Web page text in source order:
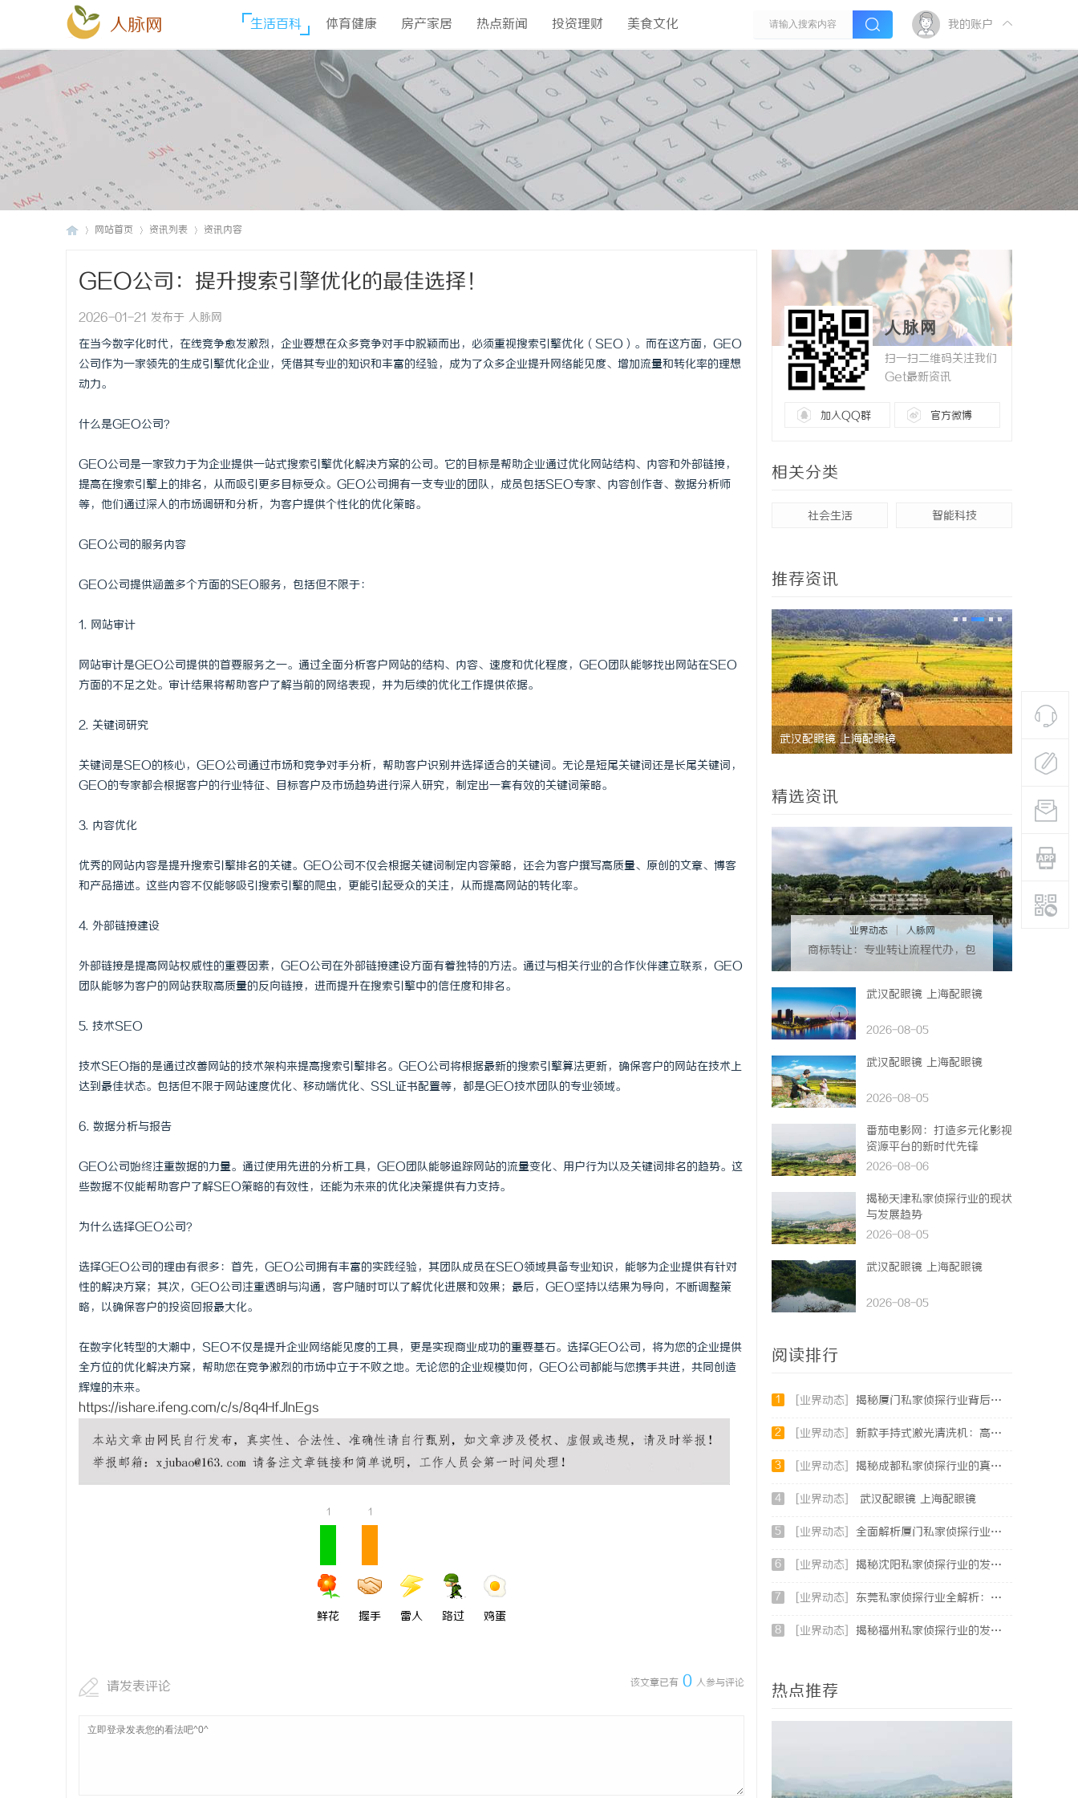
人脉网 生活百科 体育健康 房产家居 热点新闻 投资理财 美食文化 我的账户
网站首页 资讯列表 资讯内容
GEO公司：提升搜索引擎优化的最佳选择！
2026-01-21 发布于 人脉网
在当今数字化时代，在线竞争愈发激烈，企业要想在众多竞争对手中脱颖而出，必须重视搜索引擎优化（SEO）。而在这方面，GEO
公司作为一家领先的生成引擎优化企业，凭借其专业的知识和丰富的经验，成为了众多企业提升网络能见度、增加流量和转化率的理想
动力。
什么是GEO公司？
GEO公司是一家致力于为企业提供一站式搜索引擎优化解决方案的公司。它的目标是帮助企业通过优化网站结构、内容和外部链接，
提高在搜索引擎上的排名，从而吸引更多目标受众。GEO公司拥有一支专业的团队，成员包括SEO专家、内容创作者、数据分析师
等，他们通过深入的市场调研和分析，为客户提供个性化的优化策略。
GEO公司的服务内容
GEO公司提供涵盖多个方面的SEO服务，包括但不限于：
1. 网站审计
网站审计是GEO公司提供的首要服务之一。通过全面分析客户网站的结构、内容、速度和优化程度，GEO团队能够找出网站在SEO
方面的不足之处。审计结果将帮助客户了解当前的网络表现，并为后续的优化工作提供依据。
2. 关键词研究
关键词是SEO的核心，GEO公司通过市场和竞争对手分析，帮助客户识别并选择适合的关键词。无论是短尾关键词还是长尾关键词，
GEO的专家都会根据客户的行业特征、目标客户及市场趋势进行深入研究，制定出一套有效的关键词策略。
3. 内容优化
优秀的网站内容是提升搜索引擎排名的关键。GEO公司不仅会根据关键词制定内容策略，还会为客户撰写高质量、原创的文章、博客
和产品描述。这些内容不仅能够吸引搜索引擎的爬虫，更能引起受众的关注，从而提高网站的转化率。
4. 外部链接建设
外部链接是提高网站权威性的重要因素，GEO公司在外部链接建设方面有着独特的方法。通过与相关行业的合作伙伴建立联系，GEO
团队能够为客户的网站获取高质量的反向链接，进而提升在搜索引擎中的信任度和排名。
5. 技术SEO
技术SEO指的是通过改善网站的技术架构来提高搜索引擎排名。GEO公司将根据最新的搜索引擎算法更新，确保客户的网站在技术上
达到最佳状态。包括但不限于网站速度优化、移动端优化、SSL证书配置等，都是GEO技术团队的专业领域。
6. 数据分析与报告
GEO公司始终注重数据的力量。通过使用先进的分析工具，GEO团队能够追踪网站的流量变化、用户行为以及关键词排名的趋势。这
些数据不仅能帮助客户了解SEO策略的有效性，还能为未来的优化决策提供有力支持。
为什么选择GEO公司？
选择GEO公司的理由有很多：首先，GEO公司拥有丰富的实践经验，其团队成员在SEO领域具备专业知识，能够为企业提供有针对
性的解决方案；其次，GEO公司注重透明与沟通，客户随时可以了解优化进展和效果；最后，GEO坚持以结果为导向，不断调整策
略，以确保客户的投资回报最大化。
在数字化转型的大潮中，SEO不仅是提升企业网络能见度的工具，更是实现商业成功的重要基石。选择GEO公司，将为您的企业提供
全方位的优化解决方案，帮助您在竞争激烈的市场中立于不败之地。无论您的企业规模如何，GEO公司都能与您携手共进，共同创造
辉煌的未来。
https://ishare.ifeng.com/c/s/8q4HfJlnEgs
1
鲜花
1
握手 雷人 路过 鸡蛋
该文章已有 0 人参与评论
请发表评论
人脉网
扫一扫二维码关注我们
Get最新资讯
加入QQ群 官方微博
相关分类
社会生活 智能科技
推荐资讯
唇，才是你整张脸的点睛之笔！淡颜系女生的
武汉配眼镜 上海配眼镜
精选资讯
业界动态 人脉网
商标转让：专业转让流程代办，包
武汉配眼镜 上海配眼镜
2026-08-05
武汉配眼镜 上海配眼镜
2026-08-05
番茄电影网：打造多元化影视
资源平台的新时代先锋
2026-08-06
揭秘天津私家侦探行业的现状
与发展趋势
2026-08-05
武汉配眼镜 上海配眼镜
2026-08-05
阅读排行
1 [业界动态] 揭秘厦门私家侦探行业背后的故事与服务价值
2 [业界动态] 新款手持式激光清洗机：高效清洁的新时代
3 [业界动态] 揭秘成都私家侦探行业的真实面貌与专业服务
4 [业界动态] 武汉配眼镜 上海配眼镜
5 [业界动态] 全面解析厦门私家侦探行业的现状与发展趋势
6 [业界动态] 揭秘沈阳私家侦探行业的发展与应用：专业侦探服务的全方位解析
7 [业界动态] 东莞私家侦探行业全解析：服务内容与法律边界详解
8 [业界动态] 揭秘福州私家侦探行业的发展与实际应用全解析
热点推荐